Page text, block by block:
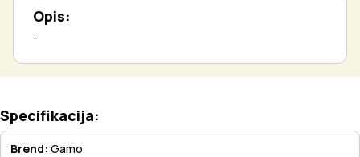
Opis:
-
Specifikacija:
Brend: Gamo